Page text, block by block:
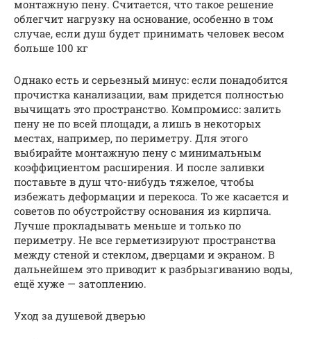
монтажную пену. Считается, что такое решение
облегчит нагрузку на основание, особенно в том
случае, если душ будет принимать человек весом
больше 100 кг
Однако есть и серьезный минус: если понадобится
прочистка канализации, вам придется полностью
вычищать это пространство. Компромисс: залить
пену не по всей площади, а лишь в некоторых
местах, например, по периметру. Для этого
выбирайте монтажную пену с минимальным
коэффициентом расширения. И после заливки
поставьте в душ что-нибудь тяжелое, чтобы
избежать деформации и перекоса. То же касается и
советов по обустройству основания из кирпича.
Лучше прокладывать меньше и только по
периметру. Не все герметизируют пространства
между стеной и стеклом, дверцами и экраном. В
дальнейшем это приводит к разбрызгиванию воды,
ещё хуже — затоплению.
Уход за душевой дверью